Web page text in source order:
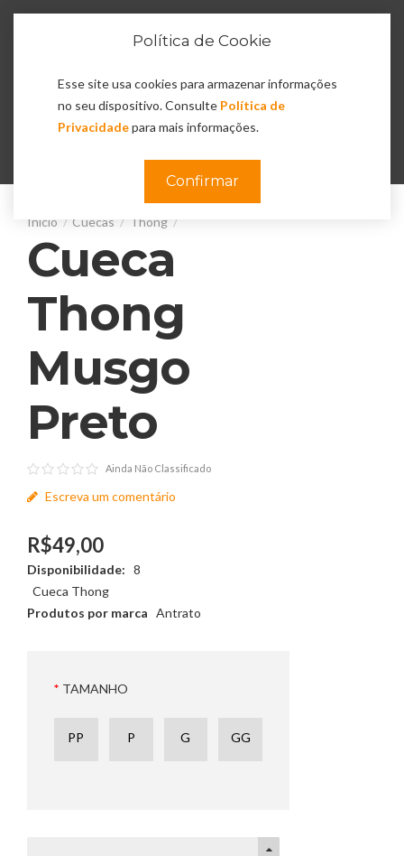
Política de Cookie
Esse site usa cookies para armazenar informações
no seu dispositivo. Consulte Política de
Privacidadepara mais informações.
Confirmar
0
Cuecas Thong
Cueca
Thong
Musgo
Preto
Ainda Não Classificado
Escreva um comentário
R$49,00
Disponibilidade: 8
Cueca Thong
Produtos por marca Antrato
TAMANHO
PP P G GG